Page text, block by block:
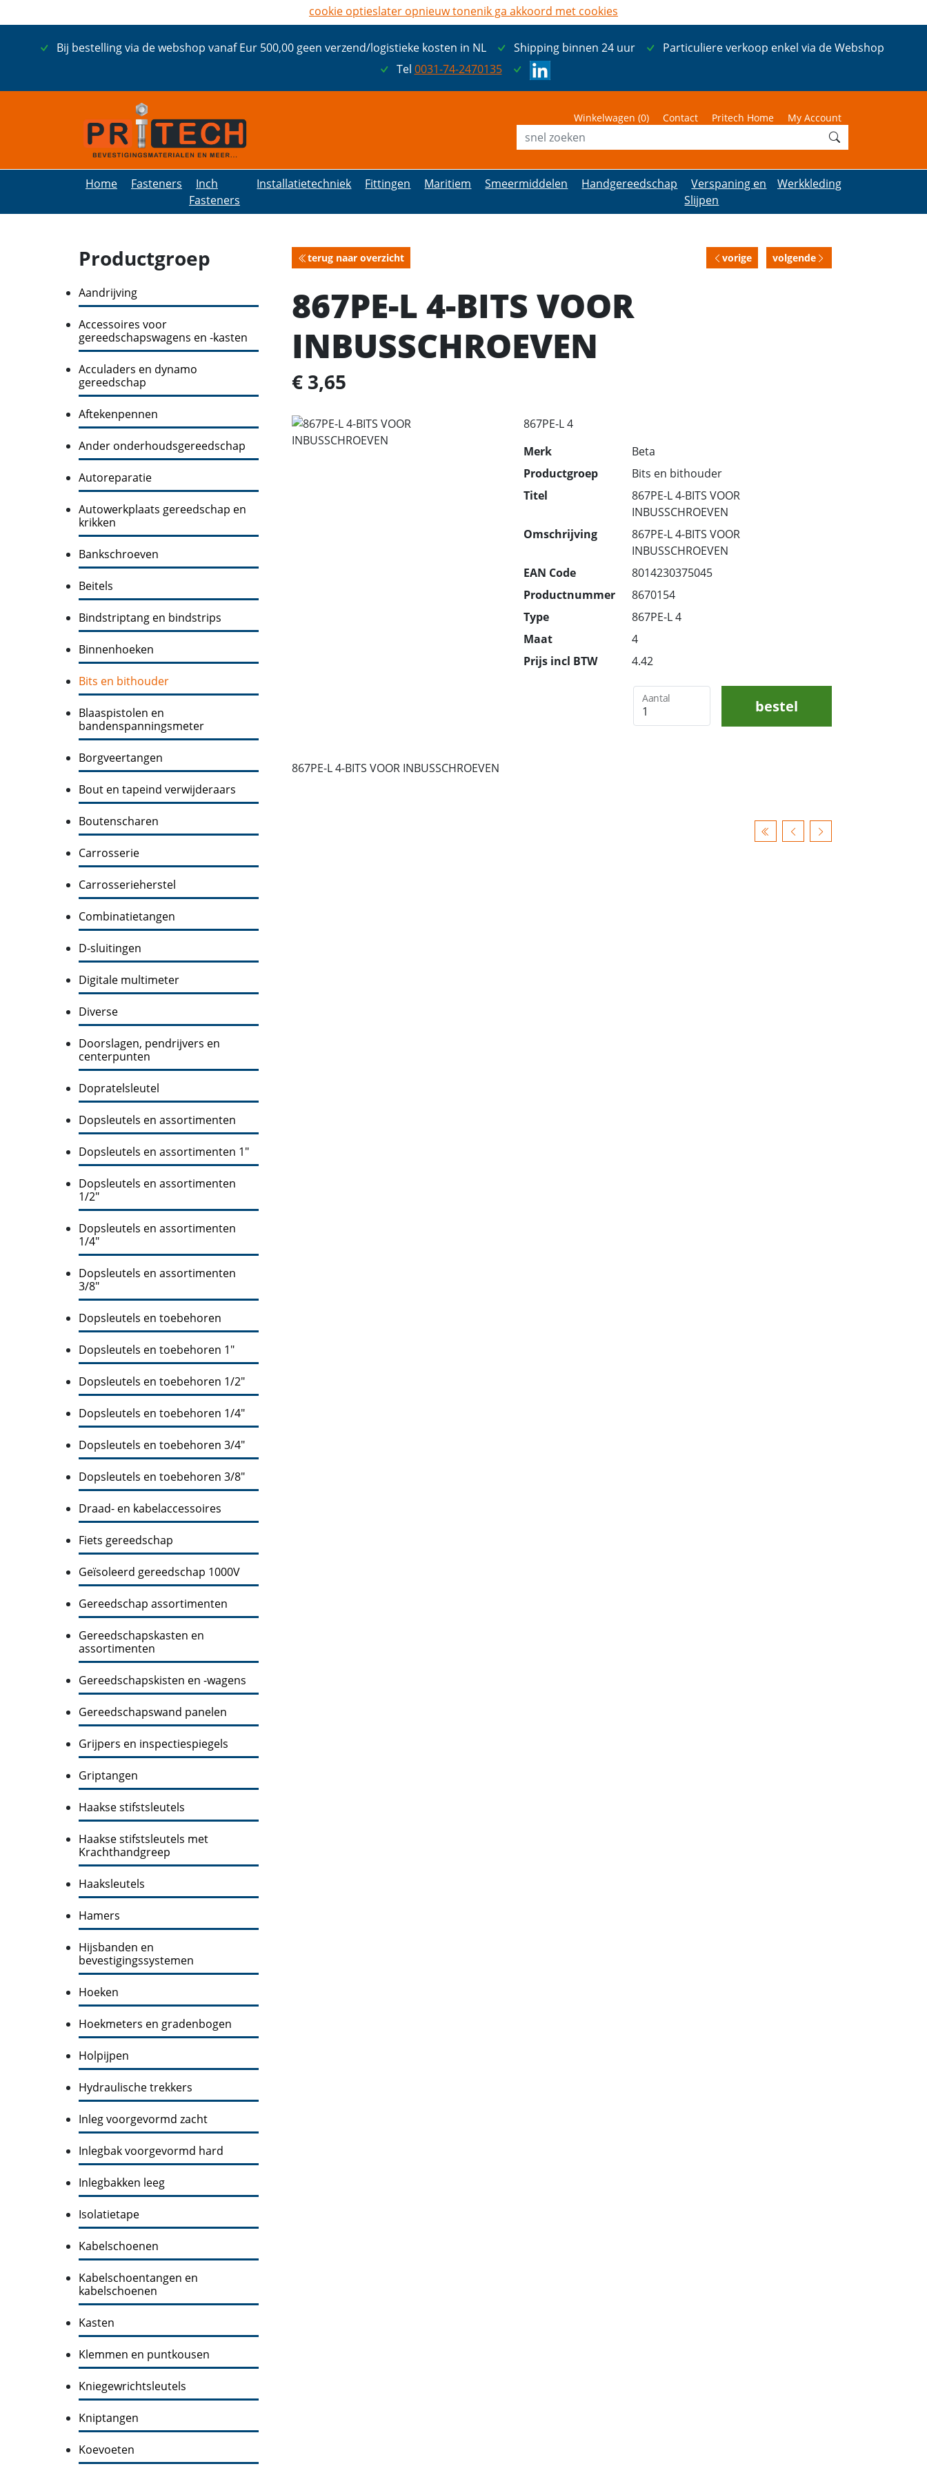
Bij bestelling via de webshop vanaf Eur 500,00 geen verzend/logistieke kosten in NL Shipping binnen 24 uur
Particuliere verkoop enkel via de Webshop
Tel 0031-74-2470135
Winkelwagen (0) Contact Pritech Home My Account
Home Fasteners
Inch
Fasteners
Installatietechniek Fittingen Maritiem Smeermiddelen Handgereedschap
Verspaning en
Slijpen
Werkkleding
Productgroep
Aandrijving
Accessoires voor
gereedschapswagens en -kasten
Acculaders en dynamo
gereedschap
Aftekenpennen
Ander onderhoudsgereedschap
Autoreparatie
Autowerkplaats gereedschap en
krikken
Bankschroeven
Beitels
Bindstriptang en bindstrips
Binnenhoeken
Bits en bithouder
Blaaspistolen en
bandenspanningsmeter
Borgveertangen
Bout en tapeind verwijderaars
Boutenscharen
Carrosserie
Carrosserieherstel
Combinatietangen
D-sluitingen
Digitale multimeter
Diverse
Doorslagen, pendrijvers en
centerpunten
Dopratelsleutel
Dopsleutels en assortimenten
Dopsleutels en assortimenten 1"
Dopsleutels en assortimenten
1/2"
Dopsleutels en assortimenten
1/4"
Dopsleutels en assortimenten
3/8"
Dopsleutels en toebehoren
Dopsleutels en toebehoren 1"
Dopsleutels en toebehoren 1/2"
Dopsleutels en toebehoren 1/4"
Dopsleutels en toebehoren 3/4"
Dopsleutels en toebehoren 3/8"
Draad- en kabelaccessoires
Fiets gereedschap
Geïsoleerd gereedschap 1000V
Gereedschap assortimenten
Gereedschapskasten en
assortimenten
Gereedschapskisten en -wagens
Gereedschapswand panelen
Grijpers en inspectiespiegels
Griptangen
Haakse stifstsleutels
Haakse stifstsleutels met
Krachthandgreep
Haaksleutels
Hamers
Hijsbanden en
bevestigingssystemen
Hoeken
Hoekmeters en gradenbogen
Holpijpen
Hydraulische trekkers
Inleg voorgevormd zacht
Inlegbak voorgevormd hard
Inlegbakken leeg
Isolatietape
Kabelschoenen
Kabelschoentangen en
kabelschoenen
Kasten
Klemmen en puntkousen
Kniegewrichtsleutels
Kniptangen
Koevoeten
terug naar overzicht vorige volgende
867PE-L 4-BITS VOOR
INBUSSCHROEVEN
€ 3,65
867PE-L 4
Merk
Beta
Productgroep
Bits en bithouder
Titel
867PE-L 4-BITS VOOR
INBUSSCHROEVEN
Omschrijving
867PE-L 4-BITS VOOR
INBUSSCHROEVEN
EAN Code
8014230375045
Productnummer
8670154
Type
867PE-L 4
Maat
4
Prijs incl BTW
4.42
Aantal bestel
867PE-L 4-BITS VOOR INBUSSCHROEVEN
cookie optieslater opnieuw tonenik ga akkoord met cookies